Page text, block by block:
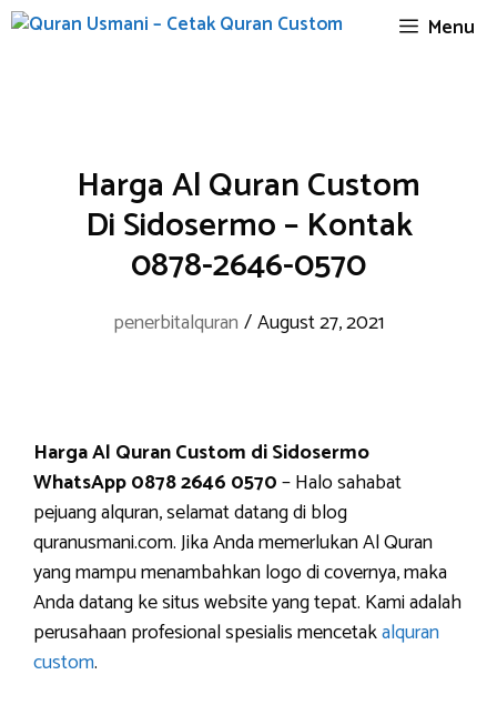
Skip
Menu
Harga Al Quran Custom
Di Sidosermo – Kontak
0878-2646-0570
penerbitalquran /August 27, 2021
Harga Al Quran Custom di Sidosermo
WhatsApp 0878 2646 0570– Halo sahabat
pejuang alquran, selamat datang di blog
quranusmani.com. Jika Anda memerlukan Al Quran
yang mampu menambahkan logo di covernya, maka
Anda datang ke situs website yang tepat. Kami adalah
perusahaan profesional spesialis mencetakalquran
custom.